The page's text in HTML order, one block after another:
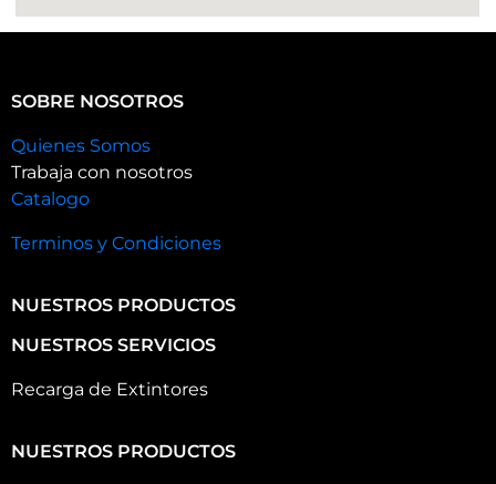
SOBRE NOSOTROS
Quienes Somos
Trabaja con nosotros
Catalogo
Terminos y Condiciones
NUESTROS PRODUCTOS
NUESTROS SERVICIOS
Recarga de Extintores
NUESTROS PRODUCTOS